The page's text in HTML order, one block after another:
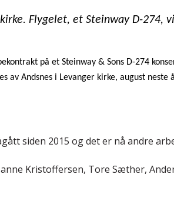
Flygelet, et Steinway D-274,
på et Steinway & Sons D-274
av Andsnes i Levanger kirke, august neste
siden 2015 og det er nå andre
Kristoffersen, Tore Sæther,